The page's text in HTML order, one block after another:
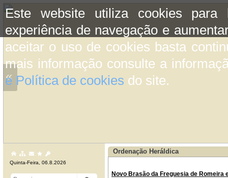
Este website utiliza cookies para
experiência de navegação e
aceitar o uso de cookies basta
mais informação consulte a
e Política de cookies do site.
«
Quinta-Feira, 06.8.2026
Ordenação Heráldica
Novo Brasão da Freguesia de Romeira